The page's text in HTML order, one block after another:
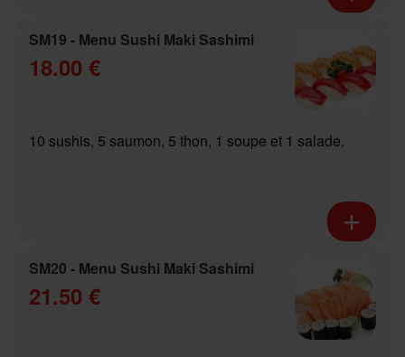
SM19 - Menu Sushi Maki Sashimi
18.00 €
10 sushis, 5 saumon, 5 thon, 1 soupe et 1 salade.
SM20 - Menu Sushi Maki Sashimi
21.50 €